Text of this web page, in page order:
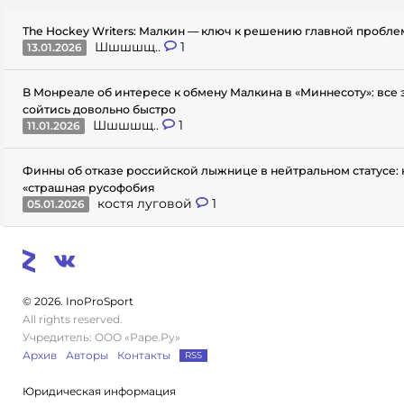
The Hockey Writers: Малкин — ключ к решению главной
13.01.2026
Шшшшщ.. 1
В Монреале об интересе к обмену Малкина в «Миннесоту»: все
сойтись довольно быстро
11.01.2026
Шшшшщ.. 1
Финны об отказе российской лыжнице в нейтральном статусе:
«страшная русофобия
05.01.2026
костя луговой 1
© 2026. InoProSport
All rights reserved.
Учредитель: ООО «Раре.Ру»
Архив
Авторы Контакты RSS
Юридическая информация